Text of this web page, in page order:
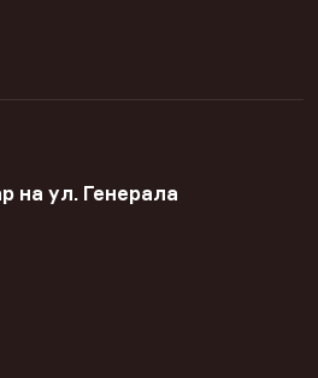
на ул. Генерала